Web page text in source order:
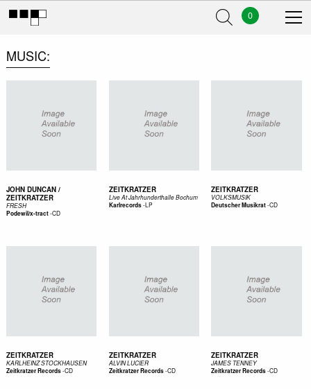
0
MUSIC
JOHN DUNCAN /
ZEITKRATZER
FRESH
Podewil/x-tract-CD
ZEITKRATZER
Live At Jahrhunderthalle Bochum
Karlrecords-LP
ZEITKRATZER
VOLKSMUSIK
Deutscher Musikrat-CD
ZEITKRATZER
KARLHEINZ STOCKHAUSEN
Zeitkratzer Records-CD
ZEITKRATZER
ALVIN LUCIER
Zeitkratzer Records-CD
ZEITKRATZER
JAMES TENNEY
Zeitkratzer Records-CD